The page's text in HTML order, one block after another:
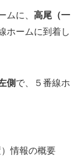
ムに、 高尾（一
ホームに到着し
側で、５番線ホ
情報の概要